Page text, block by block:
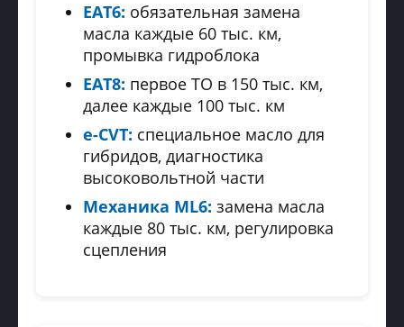
EAT6: обязательная замена
масла каждые 60 тыс. км,
промывка гидроблока
EAT8: первое ТО в 150 тыс. км,
далее каждые 100 тыс. км
e-CVT: специальное масло для
гибридов, диагностика
высоковольтной части
Механика ML6: замена масла
каждые 80 тыс. км, регулировка
сцепления